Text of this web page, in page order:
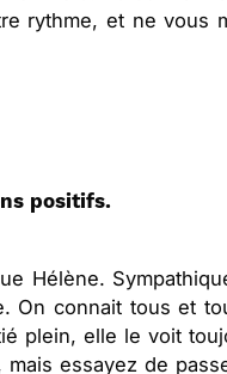
rythme, et ne vous
positifs.
Hélène.
On connait tous et
plein, elle le voit
essayez de